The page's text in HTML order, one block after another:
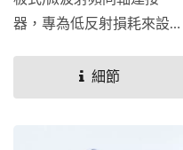
器，專為低反射損耗來設
細節